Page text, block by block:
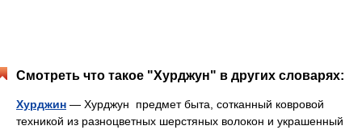
Смотреть что такое "Хурджун" в других словарях:
Хурджин — Хурджун предмет быта, сотканный ковровой
техникой из разноцветных шерстяных волокон и украшенный